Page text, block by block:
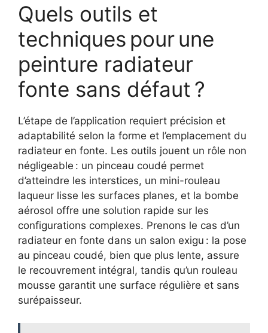
Quels outils et
techniques pour une
peinture radiateur
fonte sans défaut ?
L’étape de l’application requiert précision et
adaptabilité selon la forme et l’emplacement du
radiateur en fonte. Les outils jouent un rôle non
négligeable : un pinceau coudé permet
d’atteindre les interstices, un mini-rouleau
laqueur lisse les surfaces planes, et la bombe
aérosol offre une solution rapide sur les
configurations complexes. Prenons le cas d’un
radiateur en fonte dans un salon exigu : la pose
au pinceau coudé, bien que plus lente, assure
le recouvrement intégral, tandis qu’un rouleau
mousse garantit une surface régulière et sans
surépaisseur.